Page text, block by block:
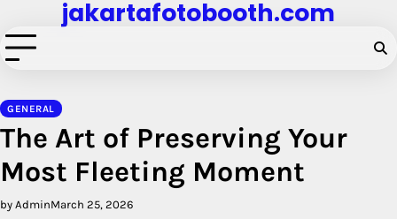
to
content
jakartafotobooth.com
GENERAL
The Art of Preserving Your
Most Fleeting Moment
by AdminMarch 25, 2026